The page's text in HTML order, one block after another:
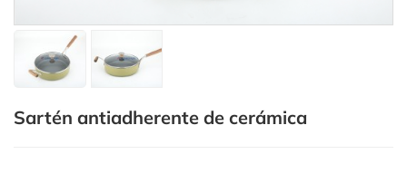
Sartén antiadherente de cerámica